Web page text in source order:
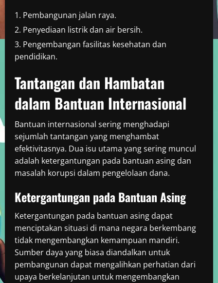
Pembangunan jalan raya.
Penyediaan listrik dan air bersih.
Pengembangan fasilitas kesehatan dan
pendidikan.
Tantangan dan Hambatan
dalam Bantuan Internasional
Bantuan internasional sering menghadapi
sejumlah tantangan yang menghambat
efektivitasnya. Dua isu utama yang sering muncul
adalah ketergantungan pada bantuan asing dan
masalah korupsi dalam pengelolaan dana.
Ketergantungan pada Bantuan Asing
Ketergantungan pada bantuan asing dapat
menciptakan situasi di mana negara berkembang
tidak mengembangkan kemampuan mandiri.
Sumber daya yang biasa diandalkan untuk
pembangunan dapat mengalihkan perhatian dari
upaya berkelanjutan untuk mengembangkan